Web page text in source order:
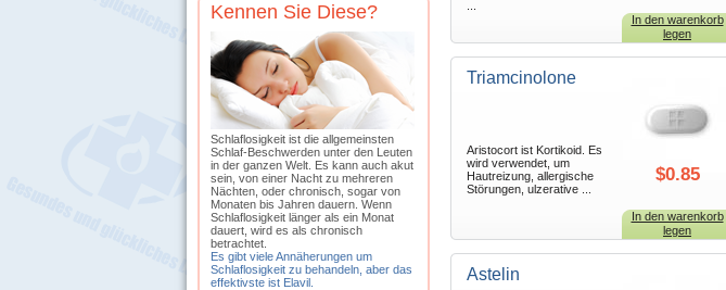
Kennen Sie Diese?
Schlaflosigkeit ist die allgemeinsten
Schlaf-Beschwerden unter den Leuten
in der ganzen Welt. Es kann auch akut
sein, von einer Nacht zu mehreren
Nächten, oder chronisch, sogar von
Monaten bis Jahren dauern. Wenn
Schlaflosigkeit länger als ein Monat
dauert, wird es als chronisch
betrachtet.
Es gibt viele Annäherungen um
Schlaflosigkeit zu behandeln, aber das
effektivste ist Elavil.
In den warenkorb
legen
Triamcinolone
Aristocort ist Kortikoid. Es
wird verwendet, um
Hautreizung, allergische
Störungen, ulzerative ...
$0.85
In den warenkorb
legen
Astelin